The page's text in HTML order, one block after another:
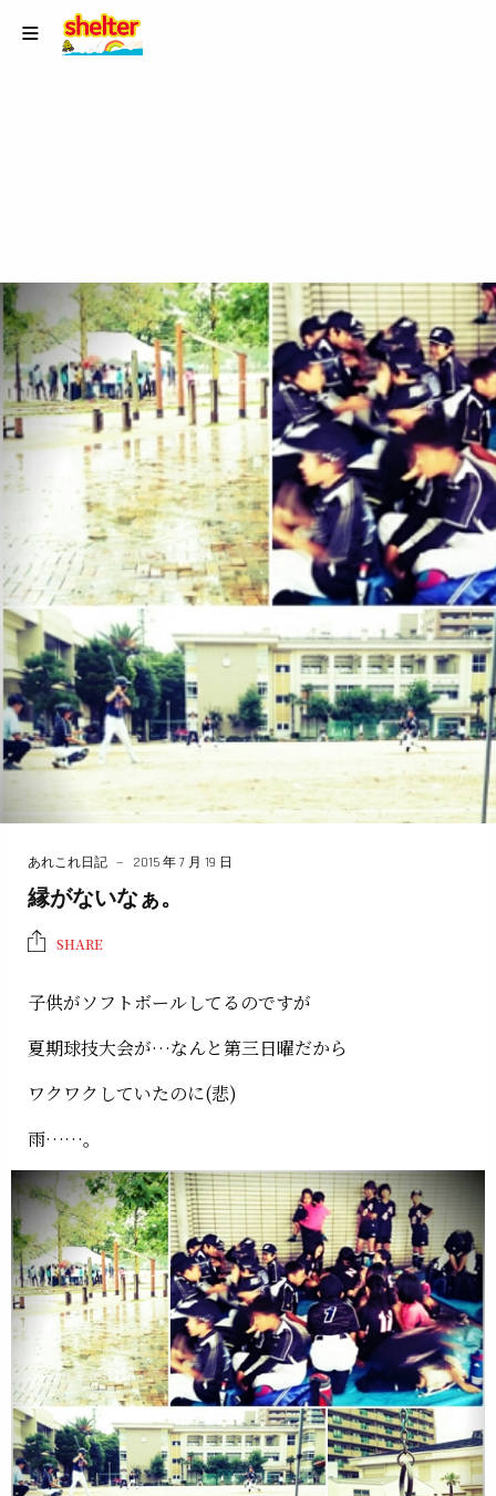
あれこれ日記 2015 年 7 月 19 日
縁がないなぁ。
SHARE
子供がソフトボールしてるのですが
夏期球技大会が…なんと第三日曜だから
ワクワクしていたのに(悲)
雨……。